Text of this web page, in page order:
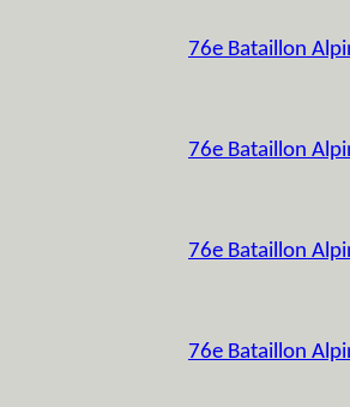
76e Bataillon
76e Bataillon
76e Bataillon
76e Bataillon